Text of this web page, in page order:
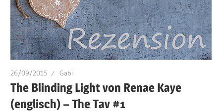
26/09/2015 Gabi
The Blinding Light von Renae Kaye
(englisch) – The Tav #1